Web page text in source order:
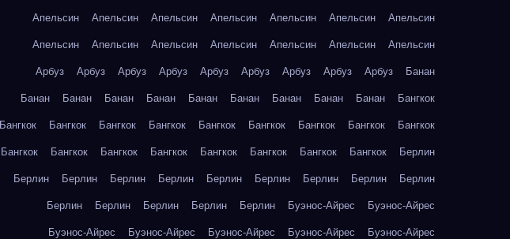
Апельсин Апельсин Апельсин Апельсин Апельсин Апельсин Апельсин
Апельсин Апельсин Апельсин Апельсин Апельсин Апельсин Апельсин
Арбуз Арбуз Арбуз Арбуз Арбуз Арбуз Арбуз Арбуз Арбуз Банан
Банан Банан Банан Банан Банан Банан Банан Банан Банан Бангкок
Бангкок Бангкок Бангкок Бангкок Бангкок Бангкок Бангкок Бангкок Бангкок
Бангкок Бангкок Бангкок Бангкок Бангкок Бангкок Бангкок Бангкок Берлин
Берлин Берлин Берлин Берлин Берлин Берлин Берлин Берлин Берлин
Берлин Берлин Берлин Берлин Берлин Буэнос-Айрес Буэнос-Айрес
Буэнос-Айрес Буэнос-Айрес Буэнос-Айрес Буэнос-Айрес Буэнос-Айрес